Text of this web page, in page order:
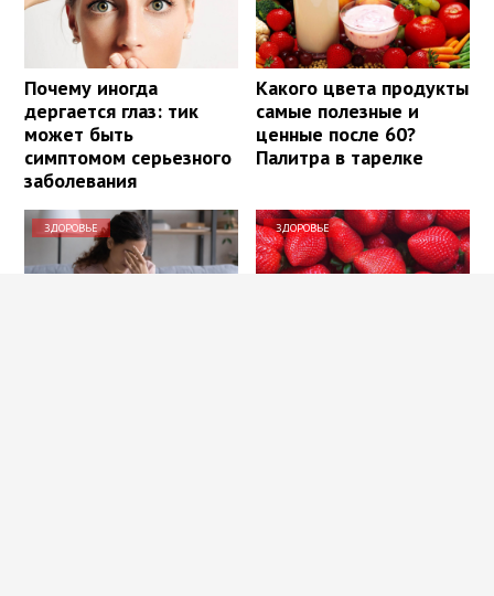
Почему иногда
дергается глаз: тик
может быть
симптомом серьезного
заболевания
Какого цвета продукты
самые полезные и
ценные после 60?
Палитра в тарелке
ЗДОРОВЬЕ ЗДОРОВЬЕ